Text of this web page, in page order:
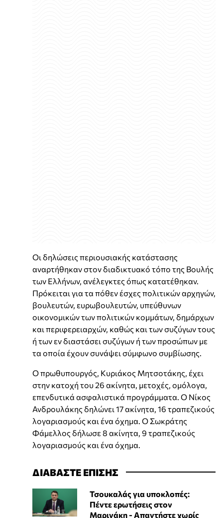
Οι δηλώσεις περιουσιακής κατάστασης
αναρτήθηκαν στον διαδικτυακό τόπο της Βουλής
των Ελλήνων, ανέλεγκτες όπως κατατέθηκαν.
Πρόκειται για τα πόθεν έσχες πολιτικών αρχηγών,
βουλευτών, ευρωβουλευτών, υπεύθυνων
οικονομικών των πολιτικών κομμάτων, δημάρχων
και περιφερειαρχών, καθώς και των συζύγων τους
ή των εν διαστάσει συζύγων ή των προσώπων με
τα οποία έχουν συνάψει σύμφωνο συμβίωσης.
Ο πρωθυπουργός, Κυριάκος Μητσοτάκης, έχει
στην κατοχή του 26 ακίνητα, μετοχές, ομόλογα,
επενδυτικά ασφαλιστικά προγράμματα. Ο Νίκος
Ανδρουλάκης δηλώνει 17 ακίνητα, 16 τραπεζικούς
λογαριασμούς και ένα όχημα. Ο Σωκράτης
Φάμελλος δήλωσε 8 ακίνητα, 9 τραπεζικούς
λογαριασμούς και ένα όχημα.
ΔΙΑΒΑΣΤΕ ΕΠΙΣΗΣ
Τσουκαλάς για υποκλοπές:
Πέντε ερωτήσεις στον
Μαρινάκη - Απαντήστε χωρίς